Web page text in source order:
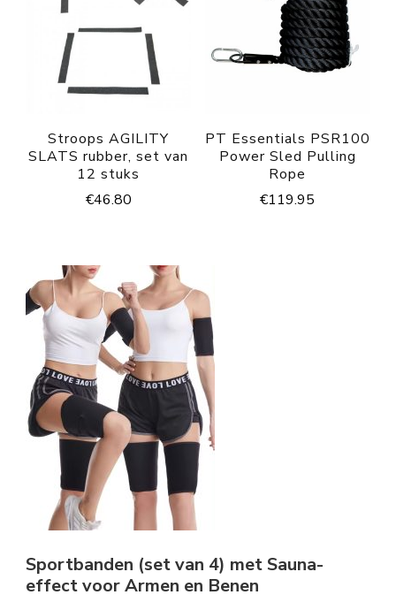
Stroops AGILITY
SLATS rubber, set van
12 stuks
€46.80
PT Essentials PSR100
Power Sled Pulling
Rope
€119.95
Sportbanden (set van 4) met Sauna-
effect voor Armen en Benen